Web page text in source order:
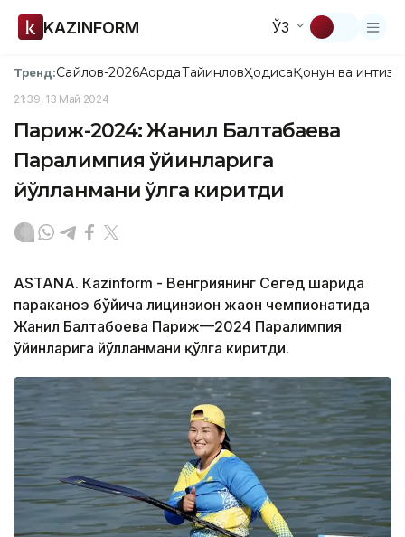
KAZINFORM ЎЗ
Тренд:Сайлов-2026АқордаТайинловҲодисаҚонун ва
21:39, 13 Май 2024
Париж-2024: Жанил Балтабаева
Паралимпия ўйинларига
йўлланмани қўлга киритди
ASTANА. Кazinform - Венгриянинг Сегед шаҳрида
параканоэ бўйича лицинзион жаҳон чемпионатида
Жанил Балтабоева Париж—2024 Паралимпия
ўйинларига йўлланмани қўлга киритди.